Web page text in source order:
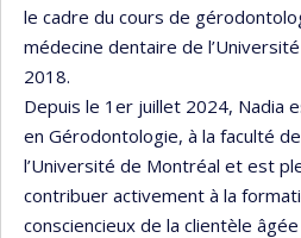
le cadre du cours de
médecine dentaire de
2018.
Depuis le 1er juillet 2024, Nadia
en Gérodontologie, à la faculté
l’Université de Montréal et est
contribuer activement à la
consciencieux de la clientèle